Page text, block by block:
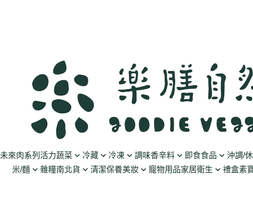
未來肉系列 活力蔬菜 冷藏 冷凍 調味香辛料 即食食品 沖調/
米/麵
雜糧南北貨 清潔保養美妝 寵物用品家居衛生 禮盒素